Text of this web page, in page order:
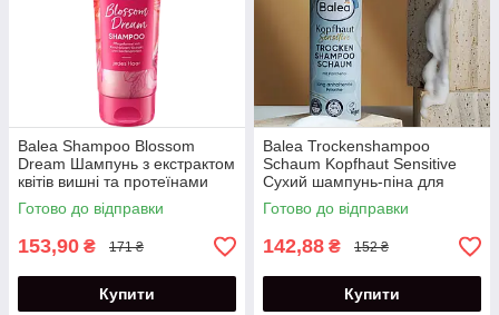
Balea Shampoo Blossom
Dream Шампунь з екстрактом
квітів вишні та протеїнами
шовку 250 мл
Готово до відправки
153,90 ₴ 171 ₴
Купити
Balea Trockenshampoo
Schaum Kopfhaut Sensitive
Сухий шампунь-піна для
чутливої шкіри голови 150 мл
Готово до відправки
142,88 ₴ 152 ₴
Купити